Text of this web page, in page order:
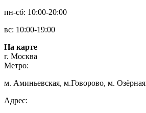
пн-сб: 10:00-20:00
вс: 10:00-19:00
На карте
г. Москва
Метро:
м. Аминьевская, м.Говорово, м. Озёрная
Адрес: